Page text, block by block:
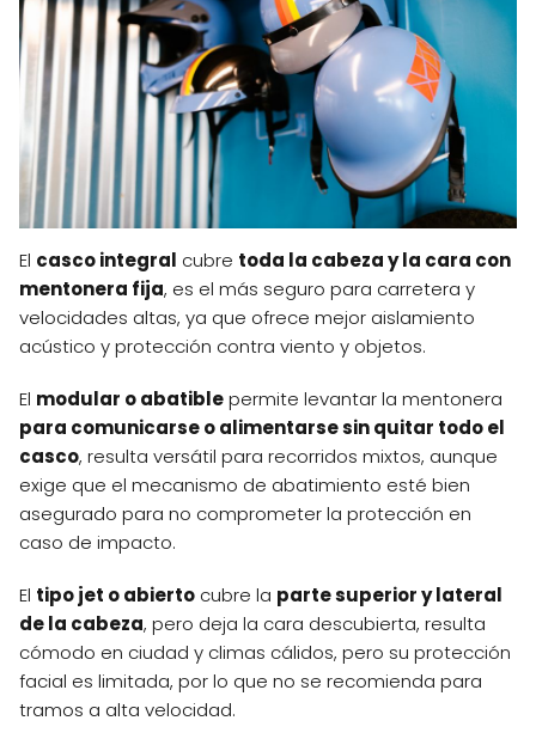
El casco integral cubre toda la cabeza y la cara con
mentonera fija, es el más seguro para carretera y
velocidades altas, ya que ofrece mejor aislamiento
acústico y protección contra viento y objetos.
El modular o abatiblepermite levantar la mentonera
para comunicarse o alimentarse sin quitar todo el
casco, resulta versátil para recorridos mixtos, aunque
exige que el mecanismo de abatimiento esté bien
asegurado para no comprometer la protección en
caso de impacto.
El tipo jet o abierto cubre la parte superior y lateral
de la cabeza, pero deja la cara descubierta, resulta
cómodo en ciudad y climas cálidos, pero su protección
facial es limitada, por lo que no se recomienda para
tramos a alta velocidad.